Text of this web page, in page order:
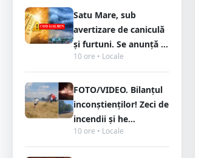
Satu Mare, sub
avertizare de caniculă
și furtuni. Se anunță ...
10 ore • Locale
FOTO/VIDEO. Bilanțul
inconștienților! Zeci de
incendii și he...
10 ore • Locale